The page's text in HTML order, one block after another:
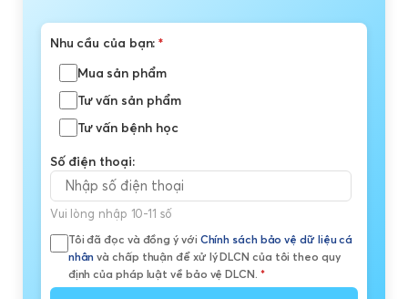
Nhu cầu của bạn:*
Mua sản phẩm
Tư vấn sản phẩm
Tư vấn bệnh học
Số điện thoại:
Vui lòng nhập 10-11 số
Tôi đã đọc và đồng ý với Chính sách bảo vệ dữ liệu cá
nhân và chấp thuận để xử lý DLCN của tôi theo quy
định của pháp luật về bảo vệ DLCN. *